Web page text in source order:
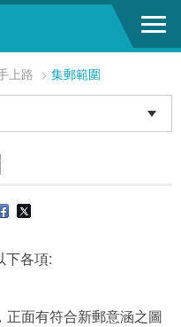
上路 > 集郵範圍
下各項:
正面有符合新郵意涵之圖